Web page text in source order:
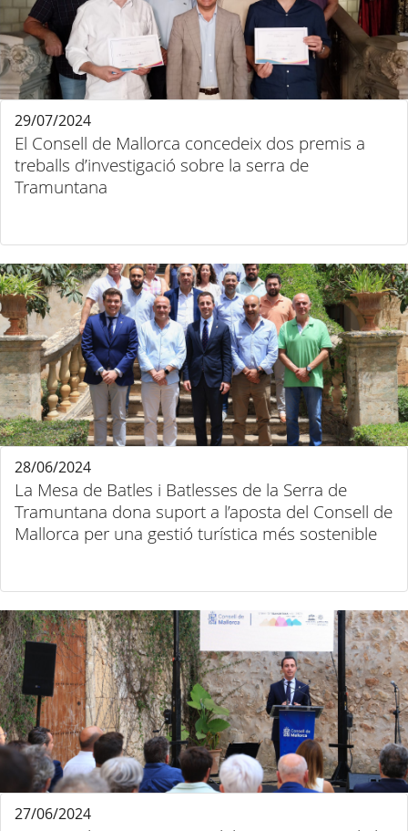
El Consell de Mallorca concedeix dos premis a
treballs d’investigació sobre la serra de
Tramuntana
29/07/2024
La Mesa de Batles i Batlesses de la Serra de
Tramuntana dona suport a l’aposta del Consell de
Mallorca per una gestió turística més sostenible
28/06/2024
27/06/2024